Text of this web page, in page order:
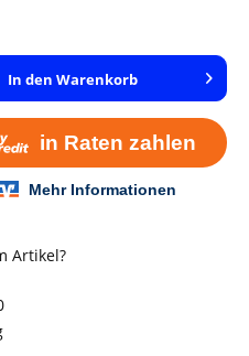
In den Warenkorb
Artikel?